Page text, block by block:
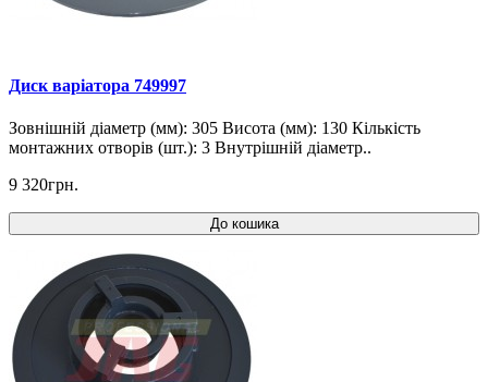
Диск варіатора 749997
Зовнішній діаметр (мм): 305 Висота (мм): 130 Кількість
монтажних отворів (шт.): 3 Внутрішній діаметр..
9 320грн.
До кошика